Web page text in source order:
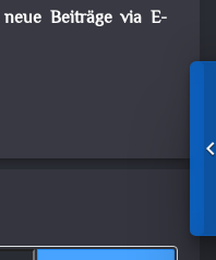
Beiträge via E-